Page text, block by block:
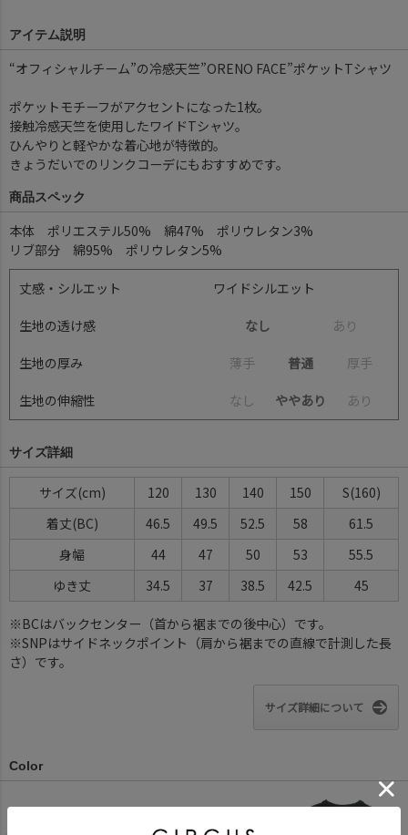
アイテム説明
“オフィシャルチーム”の冷感天竺”ORENO FACE”ポケットTシャツ
ポケットモチーフがアクセントになった1枚。
接触冷感天竺を使用したワイドTシャツ。
ひんやりと軽やかな着心地が特徴的。
きょうだいでのリンクコーデにもおすすめです。
商品スペック
本体 ポリエステル50% 綿47% ポリウレタン3%
リブ部分 綿95% ポリウレタン5%
丈感・シルエット ワイドシルエット
生地の透け感 なし あ り
生地の厚み 薄手 普通 厚手
生地の伸縮性 な し ややあり あ り
サイズ詳細
サイズ(cm) 120 130 140 150
S(160)
着丈(BC)
46.5 49.5 52.5 58
61.5
身幅
44 47 50 53
55.5
ゆき丈
34.5 37 38.5 42.5 45
※BCはバックセンター（首から裾までの後中心）です。
※SNPはサイドネックポイント（肩から裾までの直線で計測した長
さ）です。
サイズ詳細について
Color